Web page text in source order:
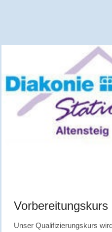
Vorbereitungskurs
Unser Qualifizierungskurs